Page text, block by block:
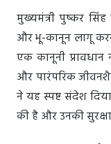
मुख्यमंत्री पुष्कर
और भू-कानून लागू
एक कानूनी
और पारंपरिक
ने यह स्पष्ट संदेश
की है और उनकी